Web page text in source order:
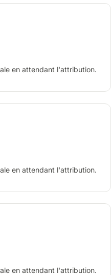
en attendant l'attribution.
en attendant l'attribution.
en attendant l'attribution.